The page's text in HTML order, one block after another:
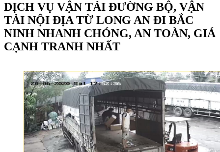
DỊCH VỤ VẬN TẢI ĐƯỜNG BỘ, VẬN
TẢI NỘI ĐỊA TỪ LONG AN ĐI BẮC
NINH NHANH CHÓNG, AN TOÀN, GIÁ
CẠNH TRANH NHẤT